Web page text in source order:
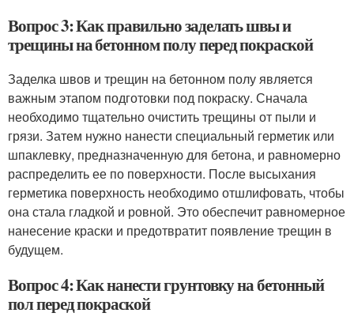
Вопрос 3: Как правильно заделать швы и
трещины на бетонном полу перед покраской
Заделка швов и трещин на бетонном полу является
важным этапом подготовки под покраску. Сначала
необходимо тщательно очистить трещины от пыли и
грязи. Затем нужно нанести специальный герметик или
шпаклевку, предназначенную для бетона, и равномерно
распределить ее по поверхности. После высыхания
герметика поверхность необходимо отшлифовать, чтобы
она стала гладкой и ровной. Это обеспечит равномерное
нанесение краски и предотвратит появление трещин в
будущем.
Вопрос 4: Как нанести грунтовку на бетонный
пол перед покраской